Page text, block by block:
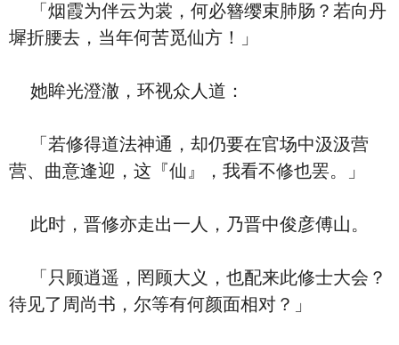
「烟霞为伴云为裳，何必簪缨束肺肠？若向丹
墀折腰去，当年何苦觅仙方！」
她眸光澄澈，环视众人道：
「若修得道法神通，却仍要在官场中汲汲营
营、曲意逢迎，这『仙』，我看不修也罢。」
此时，晋修亦走出一人，乃晋中俊彦傅山。
「只顾逍遥，罔顾大义，也配来此修士大会？
待见了周尚书，尔等有何颜面相对？」